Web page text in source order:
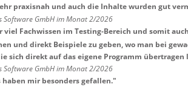
praxisnah und auch die Inhalte wurden gut
Software GmbH im Monat 2/2026
viel Fachwissen im Testing-Bereich und somit
und direkt Beispiele zu geben, wo man bei
sich direkt auf das eigene Programm übertragen
Software GmbH im Monat 2/2026
haben mir besonders gefallen."